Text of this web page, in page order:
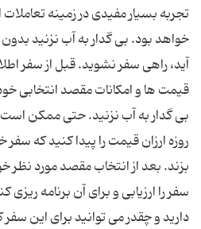
تجربه بسیار مفیدی در زمینه تعاملات
خواهد بود. بی گدار به آب نزنید
آید، راهی سفر نشوید. قبل از سفر
قیمت ها و امکانات مقصد انتخابی
بی گدار به آب نزنید. حتی ممکن
روزه ارزان قیمت را پیدا کنید که سفر
بزند. بعد از انتخاب مقصد مورد نظر
سفر را ارزیابی و برای آن برنامه ریزی
دارید و چقدر می توانید برای این